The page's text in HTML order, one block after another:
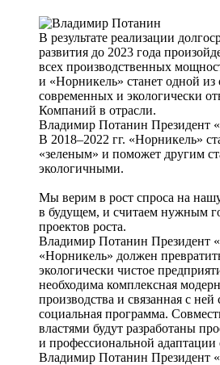
В результате реализации
развития до 2023 года
всех производственных
и «Норникель» станет одной из
современных и экологически
Компаний в отрасли.
Владимир Потанин Президент
В 2018–2022 гг. «Норникель»
«зеленым» и поможет другим
экологичными.
Мы верим в рост спроса на
в будущем, и считаем нужным
проектов роста.
Владимир Потанин Президент
«Норникель» должен
экологически чистое
необходима комплексная
производства и связанная с ней
социальная программа.
властями будут разработаны
и профессиональной адаптации
Владимир Потанин Президент